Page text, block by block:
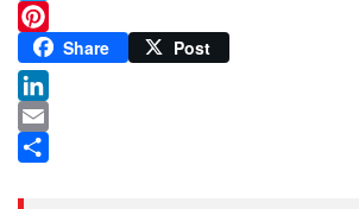
Twitter
Pinterest
Share Post
LinkedIn
Email